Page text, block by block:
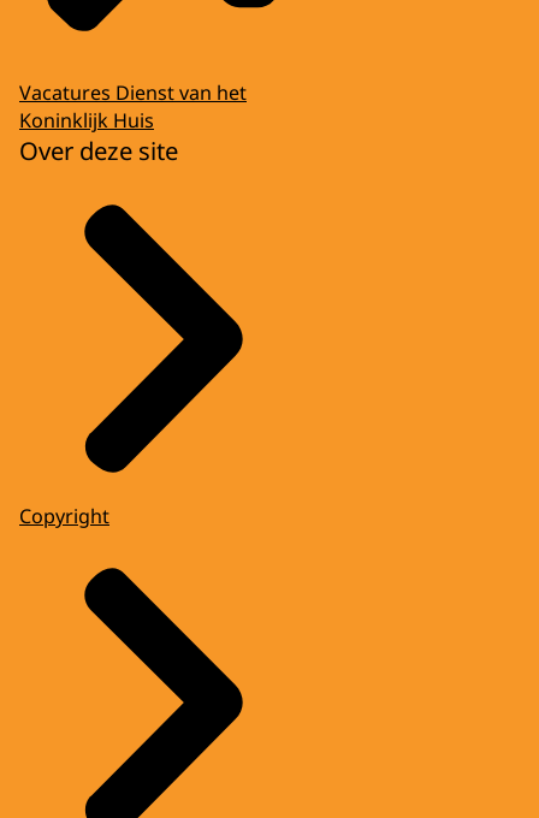
Vacatures Dienst van het
Koninklijk Huis
Over deze site
Copyright